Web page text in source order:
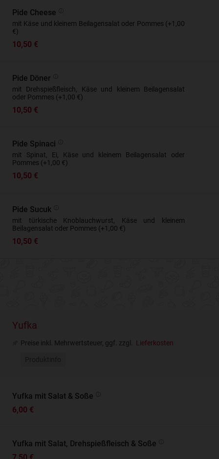
Pide Cheese
mit Käse und kleinem Beilagensalat oder Pommes (+1,00
€)
10,50 €
Pide Döner
mit Drehspießfleisch, Käse und kleinem Beilagensalat
oder Pommes (+1,00 €)
10,50 €
Pide Spinaci
mit Spinat, Ei, Käse und kleinem Beilagensalat oder
Pommes (+1,00 €)
10,50 €
Pide Sucuk
mit türkische Knoblauchwurst, Käse und kleinem
Beilagensalat oder Pommes (+1,00 €)
10,50 €
Yufka
Preise inkl. Mehrwertsteuer, ggf. zzgl. Lieferkosten
Yufka mit Salat & Soße
6,00 €
Yufka mit Salat, Drehspießfleisch & Soße